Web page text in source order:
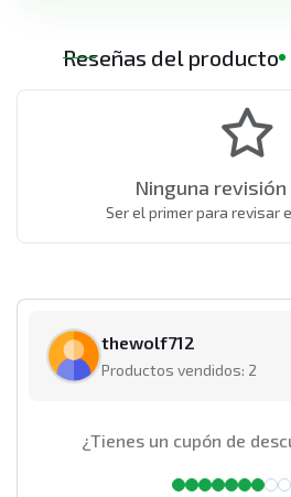
Reseñas del producto
Ninguna
Ser el primer para revisar
thewolf712
Productos vendidos: 2
¿Tienes un cupón de